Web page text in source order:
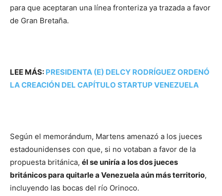
para que aceptaran una línea fronteriza ya trazada a favor
de Gran Bretaña.
LEE MÁS: PRESIDENTA (E) DELCY RODRÍGUEZ ORDENÓ
LA CREACIÓN DEL CAPÍTULO STARTUP VENEZUELA
Según el memorándum, Martens amenazó a los jueces
estadounidenses con que, si no votaban a favor de la
propuesta británica, él se uniría a los dos jueces
británicos para quitarle a Venezuela aún más territorio,
incluyendo las bocas del río Orinoco.